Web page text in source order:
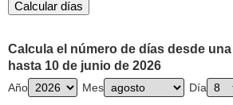
Calcula el número de días desde
hasta 10 de junio de 2026
Año Mes Día